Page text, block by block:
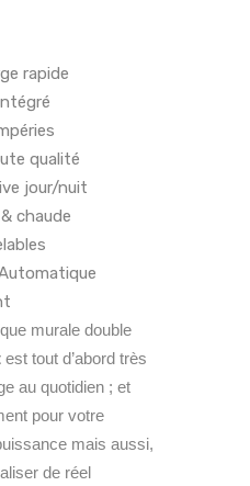
rapide
qualité
jour/nuit
chaude
murale double
est tout d’abord très
au quotidien ; et
pour votre
mais aussi,
de réel